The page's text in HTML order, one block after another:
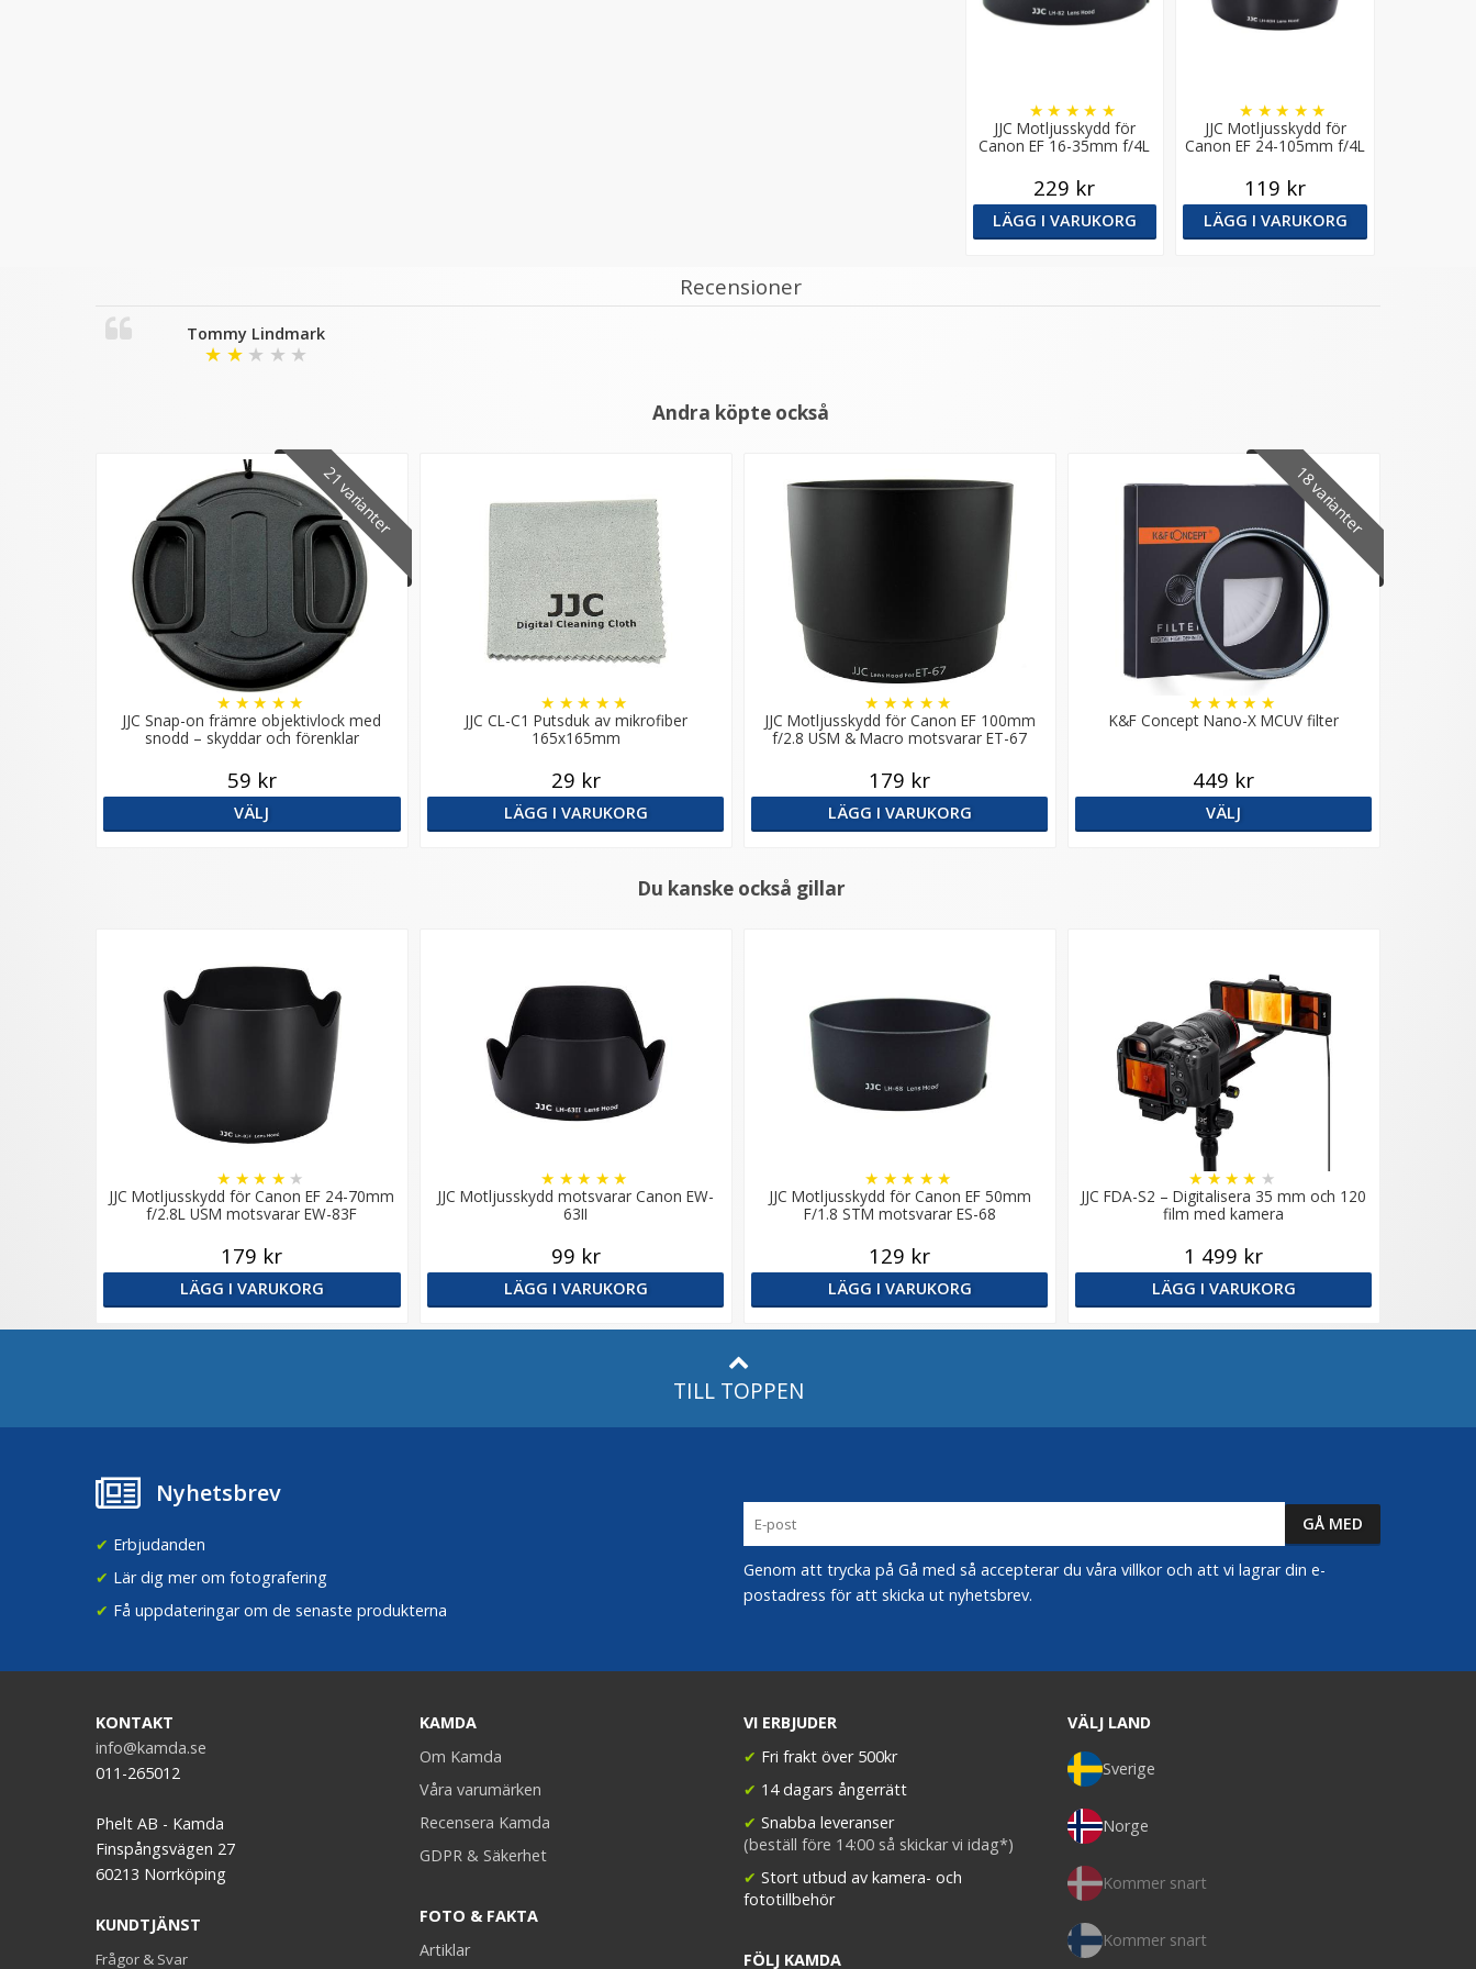
JJC Motljusskydd för
Canon EF 16-35mm f/4L
★ ★ ★ ★ ★
229 kr
LÄGG I VARUKORG
JJC Motljusskydd för
Canon EF 24-105mm f/4L
★ ★ ★ ★ ★
119 kr
LÄGG I VARUKORG
Recensioner
Tommy Lindmark
★ ★ ★ ★ ★
Andra köpte också
21 varianter
JJC Snap-on främre objektivlock med
snodd – skyddar och förenklar
★ ★ ★ ★ ★
59 kr
VÄLJ
JJC CL-C1 Putsduk av mikrofiber
165x165mm
★ ★ ★ ★ ★
29 kr
LÄGG I VARUKORG
JJC Motljusskydd för Canon EF 100mm
f/2.8 USM & Macro motsvarar ET-67
★ ★ ★ ★ ★
179 kr
LÄGG I VARUKORG
18 varianter
K&F Concept Nano-X MCUV filter
★ ★ ★ ★ ★
449 kr
VÄLJ
Du kanske också gillar
JJC Motljusskydd för Canon EF 24-70mm
f/2.8L USM motsvarar EW-83F
★ ★ ★ ★ ★
179 kr
LÄGG I VARUKORG
JJC Motljusskydd motsvarar Canon EW-
63II
★ ★ ★ ★ ★
99 kr
LÄGG I VARUKORG
JJC Motljusskydd för Canon EF 50mm
F/1.8 STM motsvarar ES-68
★ ★ ★ ★ ★
129 kr
LÄGG I VARUKORG
JJC FDA-S2 – Digitalisera 35 mm och 120
film med kamera
★ ★ ★ ★ ★
1 499 kr
LÄGG I VARUKORG
TILL TOPPEN
Nyhetsbrev
✔ Erbjudanden
✔ Lär dig mer om fotografering
✔ Få uppdateringar om de senaste produkterna
Genom att trycka på Gå med så accepterar du våra villkor och att vi lagrar din e-
postadress för att skicka ut nyhetsbrev.
KONTAKT
info@kamda.se
011-265012
Phelt AB - Kamda
Finspångsvägen 27
60213 Norrköping
KUNDTJÄNST
Frågor & Svar
KAMDA
Om Kamda
Våra varumärken
Recensera Kamda
GDPR & Säkerhet
FOTO & FAKTA
Artiklar
VI ERBJUDER
✔ Fri frakt över 500kr
✔ 14 dagars ångerrätt
✔ Snabba leveranser
(beställ före 14:00 så skickar vi idag*)
✔ Stort utbud av kamera- och
fototillbehör
FÖLJ KAMDA
VÄLJ LAND
Sverige
Norge
Kommer snart
Kommer snart